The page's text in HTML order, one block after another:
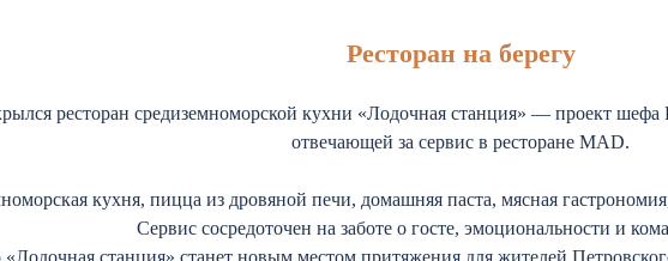
Ресторан на берегу
ресторан средиземноморской кухни «Лодочная станция» — проект
отвечающей за сервис в ресторане MAD.
кухня, пицца из дровяной печи, домашняя паста, мясная
Сервис сосредоточен на заботе о госте, эмоциональности и